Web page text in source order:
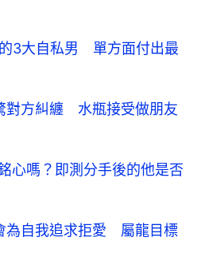
3大自私男 單方面付出最
對方糾纏 水瓶接受做朋友
心嗎？即測分手後的他是否
為自我追求拒愛 屬龍目標